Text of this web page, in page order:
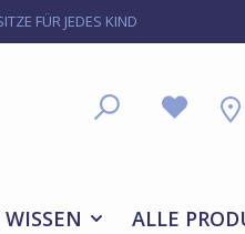
FÜR JEDES KIND
WISSEN ALLE